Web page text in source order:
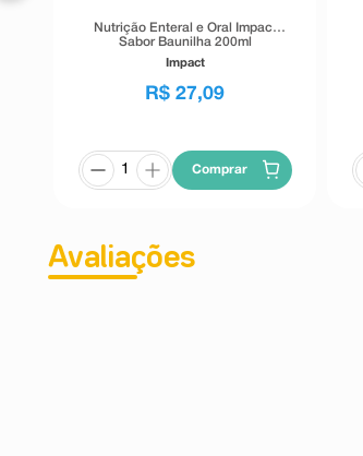
Nutrição Enteral e Oral Impact
Sabor Baunilha 200ml
Impact
R$ 27,09
Comprar
Avaliações